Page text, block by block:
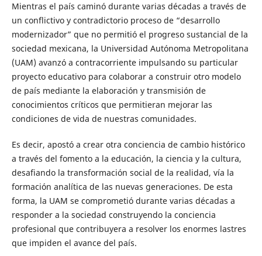
Mientras el país caminó durante varias décadas a través de
un conflictivo y contradictorio proceso de “desarrollo
modernizador” que no permitió el progreso sustancial de la
sociedad mexicana, la Universidad Autónoma Metropolitana
(UAM) avanzó a contracorriente impulsando su particular
proyecto educativo para colaborar a construir otro modelo
de país mediante la elaboración y transmisión de
conocimientos críticos que permitieran mejorar las
condiciones de vida de nuestras comunidades.
Es decir, apostó a crear otra conciencia de cambio histórico
a través del fomento a la educación, la ciencia y la cultura,
desafiando la transformación social de la realidad, vía la
formación analítica de las nuevas generaciones. De esta
forma, la UAM se comprometió durante varias décadas a
responder a la sociedad construyendo la conciencia
profesional que contribuyera a resolver los enormes lastres
que impiden el avance del país.